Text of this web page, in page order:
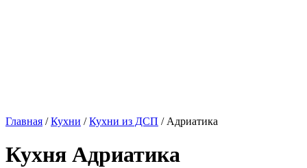
Главная /Кухни /Кухни из ДСП / Адриатика
Кухня Адриатика